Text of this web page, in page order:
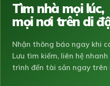
Tìm nhà mọi lúc,
mọi nơi trên di
Nhận thông báo ngay khi
Lưu tìm kiếm, liên hệ
trình đến tài sản ngay trên